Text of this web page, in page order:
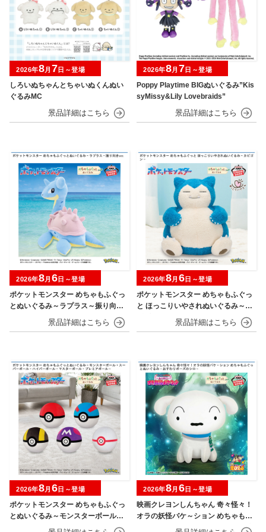
しろいぬちゃんとちゃいぬくんぬい
ぐるみMC
2026年8月 7日～登場
Poppy Playtime BIGぬいぐるみ”Kis
syMissy&Lily Lovebraids”
2026年8月 7日～登場
ポケットモンスター めちゃもふぐっ
とぬいぐるみ～ラプラス～振り向きv
2026年8月 6 日～登場
ポケットモンスター めちゃもふぐっ
と ほっこりいやされぬいぐるみ～カ
2026年8月 6 日～登場
ポケットモンスター めちゃもふぐっ
とぬいぐるみ～モンスターボール・
スーパーボール・ハイパーボール・
2026年8月 6日～登場
映画クレヨンしんちゃん 奇々怪々！
オラの妖怪バケ～ション めちゃもふ
ぐっとぬいぐるみ～おすわりポーズ
2026年8月 6日～登場